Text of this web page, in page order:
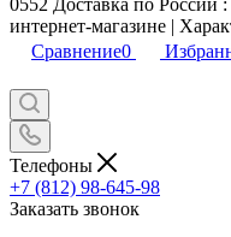
0552 Доставка по России
интернет-магазине |
Сравнение0
Телефоны
+7 (812) 98-645-98
Заказать звонок